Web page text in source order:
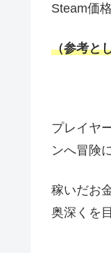
Steam価
（参考と
プレイヤ
ンへ冒険
稼いだお
奥深くを